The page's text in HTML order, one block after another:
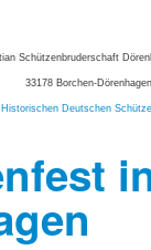
Schützenbruderschaft
33178 Borchen-Dörenhagen
Historischen Deutschen